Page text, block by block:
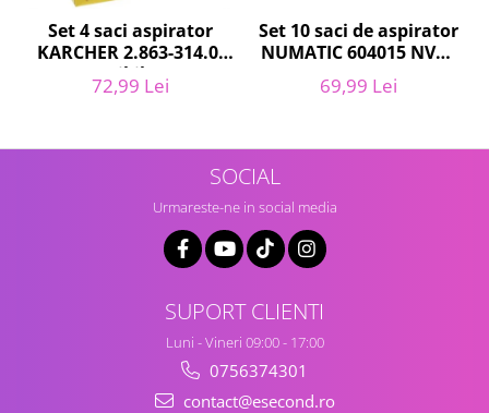
Petshop
Accesorii animale de companie
Acvaristica
Mobila si transport animale de
Zgarzi, lese si hamuri
PC, Periferice & Software
Desktop PC & Monitoare
Imprimante, Scanere &
Set 4 saci aspirator
KARCHER 2.863-314.0,
compatibil cu WD,
KWD, SE
72,99 Lei
Set 10 saci de aspirator
NUMATIC 604015 NVM-
1CH, 9L
69,99 Lei
SOCIAL
Urmareste-ne in social media
SUPORT CLIENTI
Luni - Vineri 09:00 - 17:00
0756374301
contact@esecond.ro